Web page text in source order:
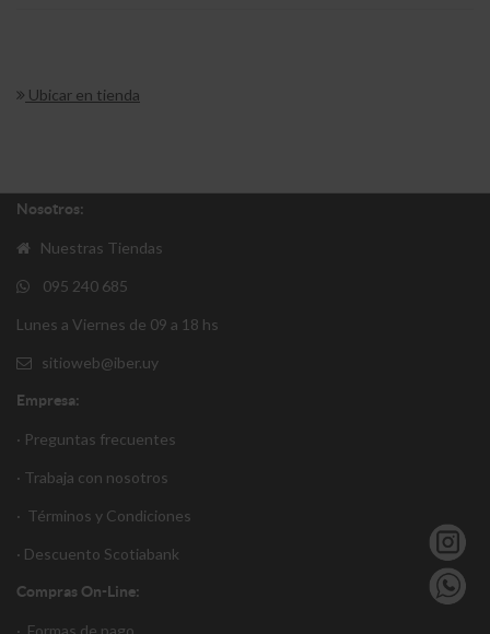
Ubicar en tienda
Nosotros:
Nuestras Tiendas
095 240 685
Lunes a Viernes de 09 a 18 hs
sitioweb@iber.uy
Empresa:
· Preguntas frecuentes
· Trabaja con nosotros
· Términos y Condiciones
· Descuento Scotiabank
Compras On-Line:
· Formas de pago